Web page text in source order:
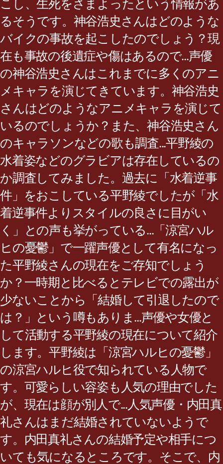
こし、生死をさまよったという情報があ
るそうです。神谷浩史さんはどのような
バイクの事故を起こしたのでしょう？現
在も事故の後遺症や傷はあるので...声優
の神谷浩史さんはこれまでに多くのアニ
メキャラを演じてきています。神谷浩史
さんはどのようなアニメキャラを演じて
いるのでしょうか？また、神谷浩史さん
のキャラソンなどの歌も調査...平野綾の
水着姿などのグラビアは存在しているの
か調査してみました。過去に「水着逆事
件」をおこしている平野綾でしたが「水
着逆事件よりスタイルの良さに目がい
く」との声も挙がっている...「涼宮ハル
ヒの憂鬱」で一躍声優として有名になっ
た平野綾さんの現在をご存知でしょう
か？一時期と比べるとテレビでの露出が
少ないことから「結婚して引退したので
は？」という噂もありま...声優や女優と
して活動する平野綾の現在について紹介
します。平野綾は「涼宮ハルヒの憂鬱」
の涼宮ハルヒ役で知られている人物で
す。可愛らしい容姿も人気の理由でした
が、現在は顔が別人で...人気声優・内田真
礼さんはまだ結婚されていないようで
す。内田真礼さんの結婚予定や相手につ
いても気になるところです。そこで、内